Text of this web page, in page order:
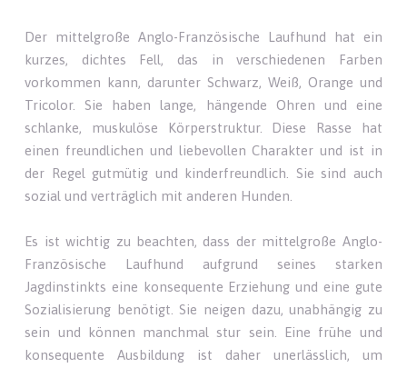
Der mittelgroße Anglo-Französische Laufhund hat ein
kurzes, dichtes Fell, das in verschiedenen Farben
vorkommen kann, darunter Schwarz, Weiß, Orange und
Tricolor. Sie haben lange, hängende Ohren und eine
schlanke, muskulöse Körperstruktur. Diese Rasse hat
einen freundlichen und liebevollen Charakter und ist in
der Regel gutmütig und kinderfreundlich. Sie sind auch
sozial und verträglich mit anderen Hunden.
Es ist wichtig zu beachten, dass der mittelgroße Anglo-
Französische Laufhund aufgrund seines starken
Jagdinstinkts eine konsequente Erziehung und eine gute
Sozialisierung benötigt. Sie neigen dazu, unabhängig zu
sein und können manchmal stur sein. Eine frühe und
konsequente Ausbildung ist daher unerlässlich, um